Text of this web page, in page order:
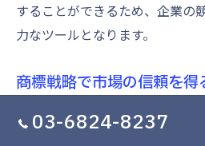
することができるため、企業の
力なツールとなります。
商標戦略で市場の信頼を得
商標戦略は、企業が市場での信
手段です。ブランドの信頼性
03-6824-8237